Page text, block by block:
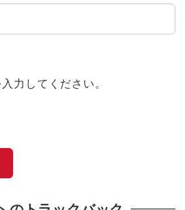
力してください。